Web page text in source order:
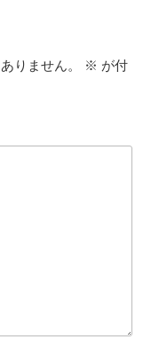
りません。 ※ が付